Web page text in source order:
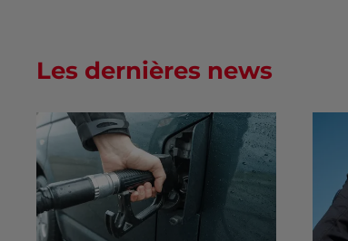
Les dernières news